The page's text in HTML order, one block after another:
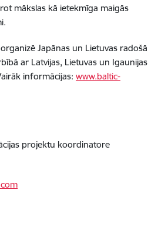
mākslas kā ietekmīga maigās
Japānas un Lietuvas radošā
ar Latvijas, Lietuvas un Igaunijas
informācijas: www.baltic-
projektu koordinatore